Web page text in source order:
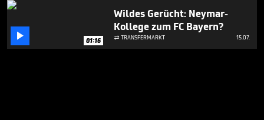
 01:16
Wildes Gerücht: Neymar-
Kollege zum FC Bayern?
 TRANSFERMARKT 15.07.